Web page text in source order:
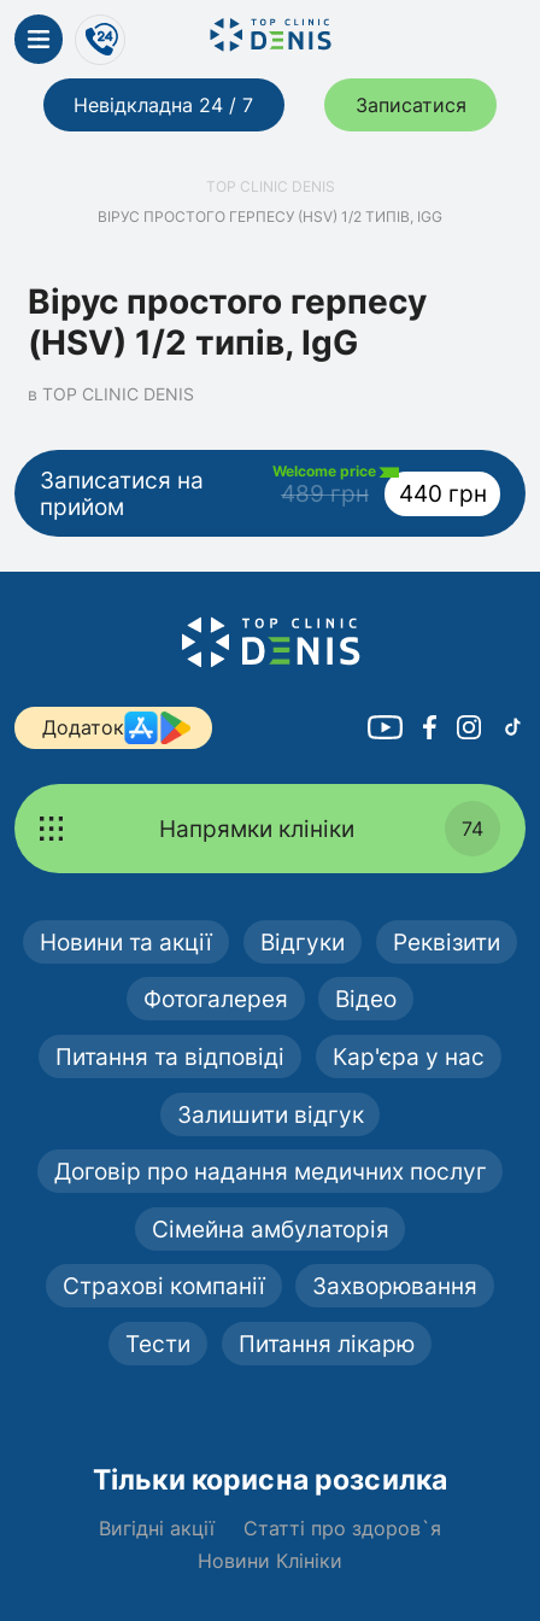
Невідкладна 24 / 7 Записатися
TOP CLINIC DENIS
ВІРУС ПРОСТОГО ГЕРПЕСУ (HSV) 1/2 ТИПІВ, IGG
Вірус простого герпесу
(HSV) 1/2 типів, IgG
в TOP CLINIC DENIS
Записатися на
прийом
Welcome price
489 грн 440 грн
Додаток
Напрямки клініки 74
Новини та акції Відгуки Реквізити
Фотогалерея Відео
Питання та відповіді Кар'єра у нас
Залишити відгук
Договір про надання медичних послуг
Сімейна амбулаторія
Страхові компанії Захворювання
Тести Питання лікарю
Тільки корисна розсилка
Вигідні акції
Статті про здоров`я
Новини Клініки